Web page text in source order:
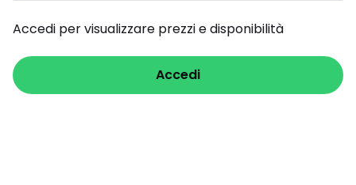
Accedi per visualizzare prezzi e disponibilità
Accedi